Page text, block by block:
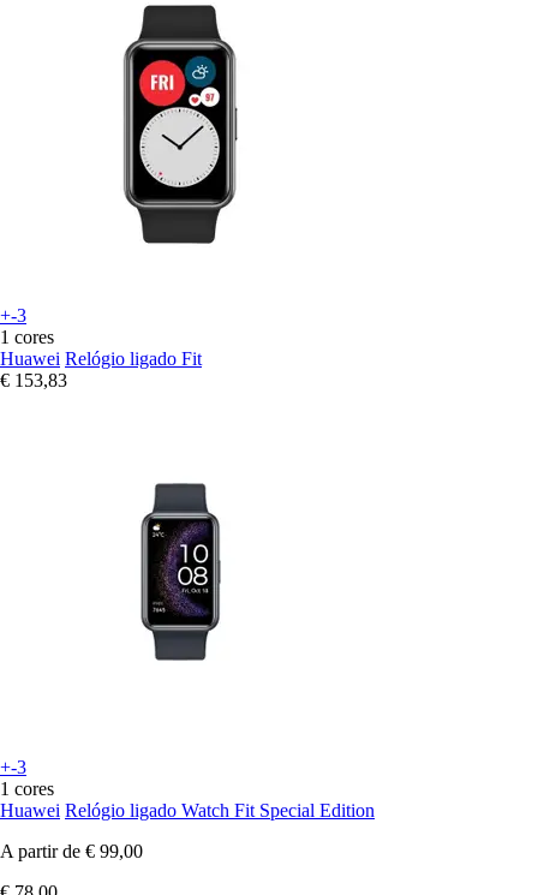
+-3
1 cores
Huawei Relógio ligado Fit
€ 153,83
+-3
1 cores
Huawei Relógio ligado Watch Fit Special Edition
A partir de € 99,00